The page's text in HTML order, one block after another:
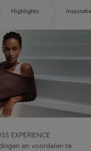
Highlights
EXPERIENCE
en voordelen te